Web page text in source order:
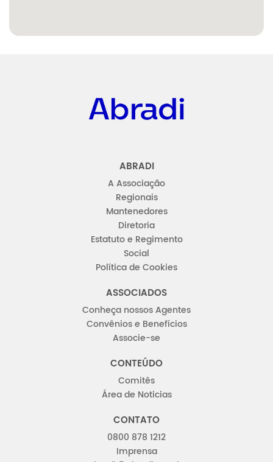
ABRADI
A Associação
Regionais
Mantenedores
Diretoria
Estatuto e Regimento
Social
Política de Cookies
ASSOCIADOS
Conheça nossos Agentes
Convênios e Benefícios
Associe-se
CONTEÚDO
Comitês
Área de Noticias
CONTATO
0800 878 1212
Imprensa